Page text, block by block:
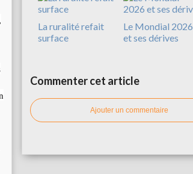
La ruralité refait
surface
Le Mondial 2026
et ses dérives
Commenter cet article
Ajouter un commentaire